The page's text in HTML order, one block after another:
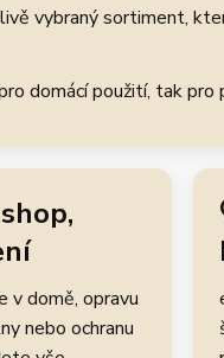
vybraný sortiment,
domácí použití, tak pro
v domě, opravu
nebo ochranu